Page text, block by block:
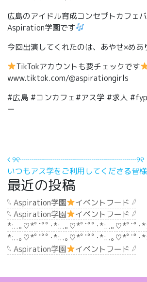
広島のアイドル育成コンセプトカフェ
Aspiration学園です
今回出演してくれたのは、あやせ×め
TikTokアカウントも要チェックです
www.tiktok.com/@aspirationgirls
#広島 #コンカフェ#アス学 #求人
ー
投稿ナビゲーション
୨୧┈┈┈┈┈┈┈┈┈┈┈┈┈┈┈୨୧
いつもアス学をご利用してくださる皆
最近の投稿
𓆩 Aspiration学園
イベントフード 𓆪
𓆩 Aspiration学園
イベントフード 𓆪
*:..｡♡*ﾟ¨ﾟﾟ･*:..｡♡*ﾟ¨ﾟﾟ･*:..｡♡*ﾟ¨ﾟ･
*:..｡♡*ﾟ¨ﾟﾟ･*:..｡♡*ﾟ¨ﾟﾟ･*:..｡♡*ﾟ¨ﾟ･
𓆩 Aspiration学園
イベントフード 𓆪